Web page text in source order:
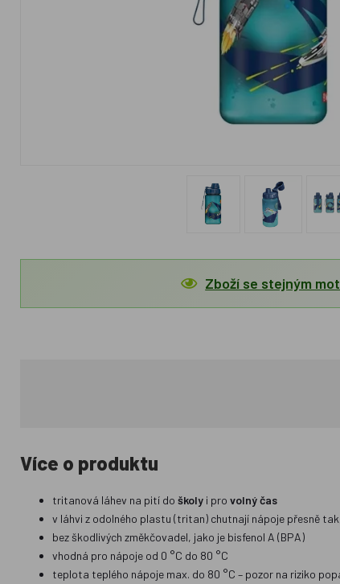
Zboží se stejným
Více o produktu
tritanová láhev na pití doškoly i provolný čas
v láhvi z odolného plastu (tritan) chutnají nápoje přesně
bez škodlivých změkčovadel, jako je bisfenol A (BPA)
vhodná pro nápoje od 0 °C do 80 °C
teplota teplého nápoje max. do 80 °C – pozor na riziko